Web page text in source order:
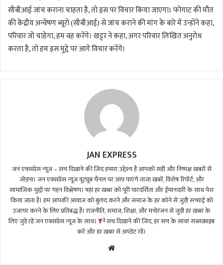
सीबीआई जांच कराना चाहता है, तो इस पर विचार किया जाएगा। फोगाट की मौत
की केंद्रीय अन्वेषण ब्यूरो (सीबीआई) से जांच कराने की मांग के बारे में उन्होंने कहा,
परिवार जो चाहेगा, हम वह करेंगे। खट्टर ने कहा, अगर परिवार लिखित अनुरोध
करता है, तो हम इस मुद्दे पर आगे विचार करेंगे।
JAN EXPRESS
जन एक्सप्रेस न्यूज़ – सच दिखाने की ज़िद हमारा उद्देश्य है आपको सही और निष्पक्ष खबरों से
जोड़ना। जन एक्सप्रेस न्यूज़ यूट्यूब चैनल पर आप पाएंगे ताजा खबरें, विशेष रिपोर्ट, और
सामाजिक मुद्दों पर गहन विश्लेषण। यहां हर खबर को पूरी पारदर्शिता और ईमानदारी के साथ पेश
किया जाता है। हम आपकी आवाज़ को बुलंद करने और समाज के हर कोने से जुड़ी सच्चाई को
उजागर करने के लिए प्रतिबद्ध हैं। राजनीति, समाज, शिक्षा, और मनोरंजन से जुड़ी हर खबर के
लिए जुड़े रहें जन एक्सप्रेस न्यूज़ के साथ।
सच दिखाने की ज़िद, हर सच के साथ! सब्सक्राइब
करें और हर खबर से अपडेट रहें।